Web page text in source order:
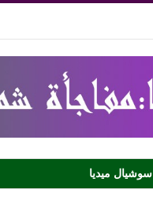
سوشيال ميديا